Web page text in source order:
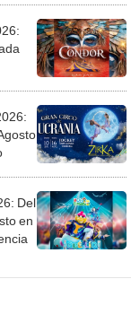
Del
en